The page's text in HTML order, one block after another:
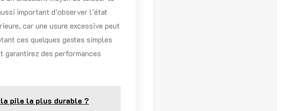
important d’observer l’état
car une usure excessive peut
ces quelques gestes simples
garantirez des performances
pile la plus durable ?